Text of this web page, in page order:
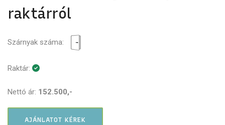
raktárról
Szárnyak száma:
Raktár:
Nettó ár: 152.500,-
AJÁNLATOT KÉREK